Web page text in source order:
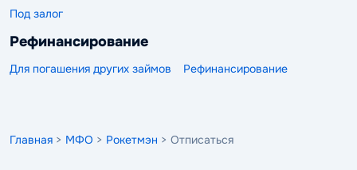
Под залог
Рефинансирование
Для погашения других займов Рефинансирование
Главная > МФО > Рокетмэн > Отписаться